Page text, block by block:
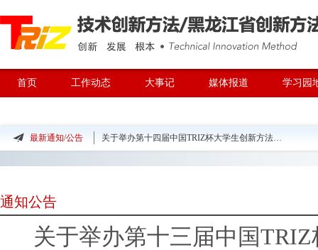
首页 工作动态 大事记 媒体报道 学习园
最新通知/公告 关于举办第十四届中国TRIZ杯大学生创新方法大赛的预通知
关于公布第十三届中国TRIZ杯大学生创新方法大赛获奖名单的公示
关于举办第十三届中国TRIZ杯大学生创新方法大赛决赛
通知公告
关于举办第十三届中国